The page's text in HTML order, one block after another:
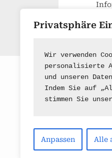
Privatsphäre
Wir verwenden
personalisierte
und unseren
Indem Sie auf
stimmen Sie
Anpassen Alle